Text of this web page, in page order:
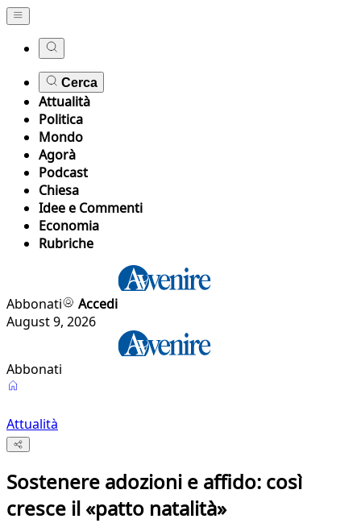
Cerca
Attualità
Politica
Mondo
Agorà
Podcast
Chiesa
Idee e Commenti
Economia
Rubriche
Abbonati
Accedi
August 9, 2026
Abbonati
Attualità
Sostenere adozioni e affido: così
cresce il «patto natalità»